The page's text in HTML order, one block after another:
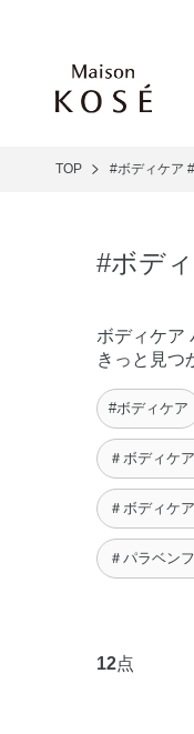
TOP #ボディケア
#ボデ
ボディケア
きっと見つ
#ボディケア
＃ボディケ
＃ボディケ
＃パラベン
12点